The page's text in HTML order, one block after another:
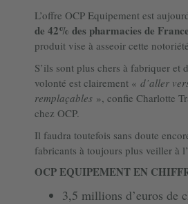
L’offre OCP Equipement est
de 42% des pharmacies de France
produit vise à asseoir cette
S’ils sont plus chers à fabriquer et
volonté est clairement « d’aller
remplaçables », confie Charlotte
chez OCP.
Il faudra toutefois sans doute
fabricants à toujours plus veiller à
OCP EQUIPEMENT EN
3,5 millions d’euros de